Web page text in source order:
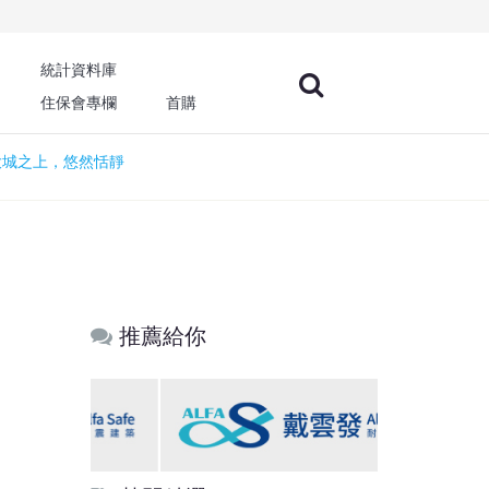
統計資料庫
住保會專欄
首購
之上，悠然恬靜
推薦給你